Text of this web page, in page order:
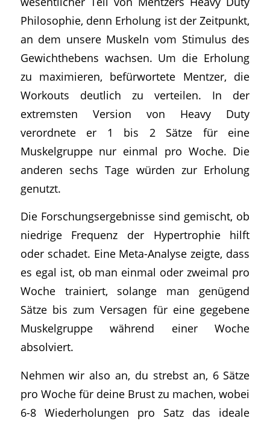
Philosophie, denn Erholung ist der Zeitpunkt,
an dem unsere Muskeln vom Stimulus des
Gewichthebens wachsen. Um die Erholung
zu maximieren, befürwortete Mentzer, die
Workouts deutlich zu verteilen. In der
extremsten Version von Heavy Duty
verordnete er 1 bis 2 Sätze für eine
Muskelgruppe nur einmal pro Woche. Die
anderen sechs Tage würden zur Erholung
genutzt.
Die Forschungsergebnisse sind gemischt, ob
niedrige Frequenz der Hypertrophie hilft
oder schadet. Eine Meta-Analyse zeigte, dass
es egal ist, ob man einmal oder zweimal pro
Woche trainiert, solange man genügend
Sätze bis zum Versagen für eine gegebene
Muskelgruppe während einer Woche
absolviert.
Nehmen wir also an, du strebst an, 6 Sätze
pro Woche für deine Brust zu machen, wobei
6-8 Wiederholungen pro Satz das ideale